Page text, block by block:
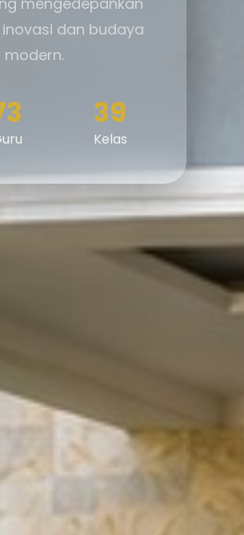
dan budaya
modern.
39
Kelas